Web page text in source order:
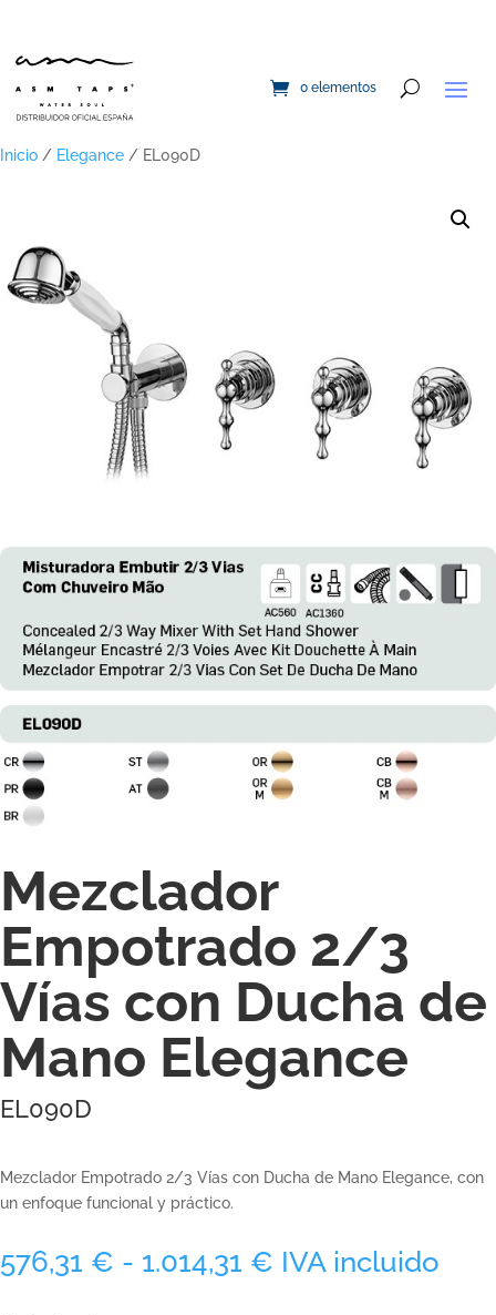
0 elementos
Inicio / Elegance / EL090D
Mezclador
Empotrado 2/3
Vías con Ducha de
Mano Elegance
EL090D
Mezclador Empotrado 2/3 Vías con Ducha de Mano Elegance, con
un enfoque funcional y práctico.
576,31 € - 1.014,31 € Rango
IVA incluido